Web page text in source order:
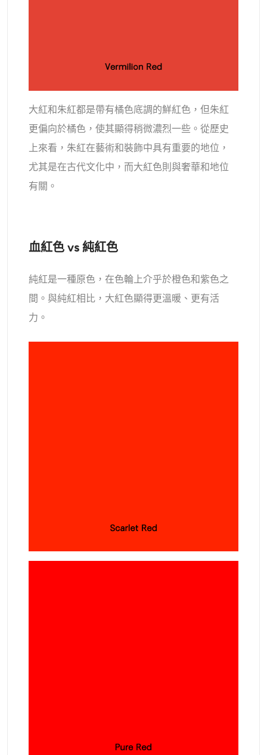
大紅和朱紅都是帶有橘色底調的鮮紅色，但朱紅
更偏向於橘色，使其顯得稍微濃烈一些。從歷史
上來看，朱紅在藝術和裝飾中具有重要的地位，
尤其是在古代文化中，而大紅色則與奢華和地位
有關。
血紅色 vs 純紅色
純紅是一種原色，在色輪上介乎於橙色和紫色之
間。與純紅相比，大紅色顯得更溫暖、更有活
力。